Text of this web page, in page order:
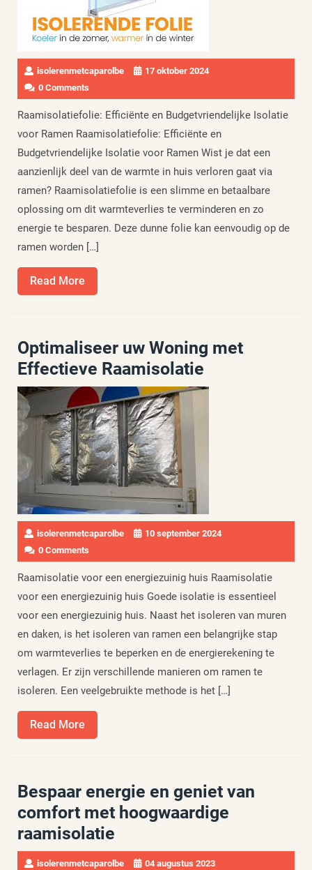
isolerenmetcaparolbe
17 oktober 2024
0 Comments
Raamisolatiefolie: Efficiënte en Budgetvriendelijke Isolatie
voor Ramen Raamisolatiefolie: Efficiënte en
Budgetvriendelijke Isolatie voor Ramen Wist je dat een
aanzienlijk deel van de warmte in huis verloren gaat via
ramen? Raamisolatiefolie is een slimme en betaalbare
oplossing om dit warmteverlies te verminderen en zo
energie te besparen. Deze dunne folie kan eenvoudig op de
ramen worden […]
Read More
More
Optimaliseer uw Woning met
Effectieve Raamisolatie
isolerenmetcaparolbe
10 september 2024
0 Comments
Raamisolatie voor een energiezuinig huis Raamisolatie
voor een energiezuinig huis Goede isolatie is essentieel
voor een energiezuinig huis. Naast het isoleren van muren
en daken, is het isoleren van ramen een belangrijke stap
om warmteverlies te beperken en de energierekening te
verlagen. Er zijn verschillende manieren om ramen te
isoleren. Een veelgebruikte methode is het […]
Read More
More
Bespaar energie en geniet van
comfort met hoogwaardige
raamisolatie
isolerenmetcaparolbe
04 augustus 2023